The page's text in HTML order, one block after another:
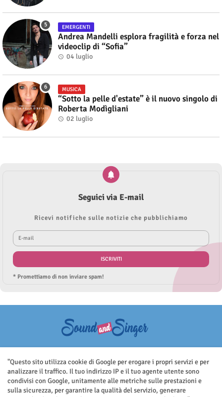
EMERGENTI
Andrea Mandelli esplora fragilità e forza nel
videoclip di “Sofia”
04 luglio
MUSICA
“Sotto la pelle d'estate” è il nuovo singolo di
Roberta Modìgliani
02 luglio
Seguici via E-mail
Ricevi notifiche sulle notizie che pubblichiamo
* Promettiamo di non inviare spam!
aggiornato senza nessuna periodicità. Non può pertanto considerarsi
un prodotto editoriale ai sensi della legge n.62 del 7.03.2001
"Questo sito utilizza cookie di Google per erogare i propri servizi e per
analizzare il traffico. Il tuo indirizzo IP e il tuo agente utente sono
condivisi con Google, unitamente alle metriche sulle prestazioni e
sulla sicurezza, per garantire la qualità del servizio, generare